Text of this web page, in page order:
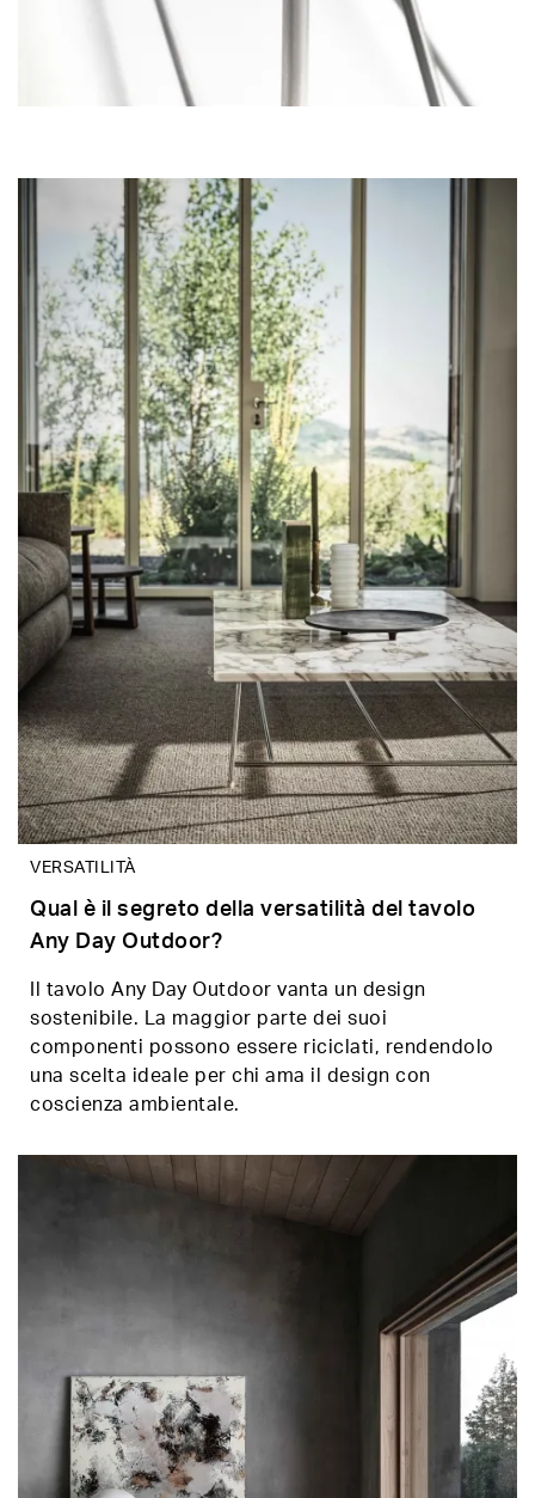
VERSATILITÀ
Qual è il segreto della versatilità del tavolo
Any Day Outdoor?
Il tavolo Any Day Outdoor vanta un design
sostenibile. La maggior parte dei suoi
componenti possono essere riciclati, rendendolo
una scelta ideale per chi ama il design con
coscienza ambientale.